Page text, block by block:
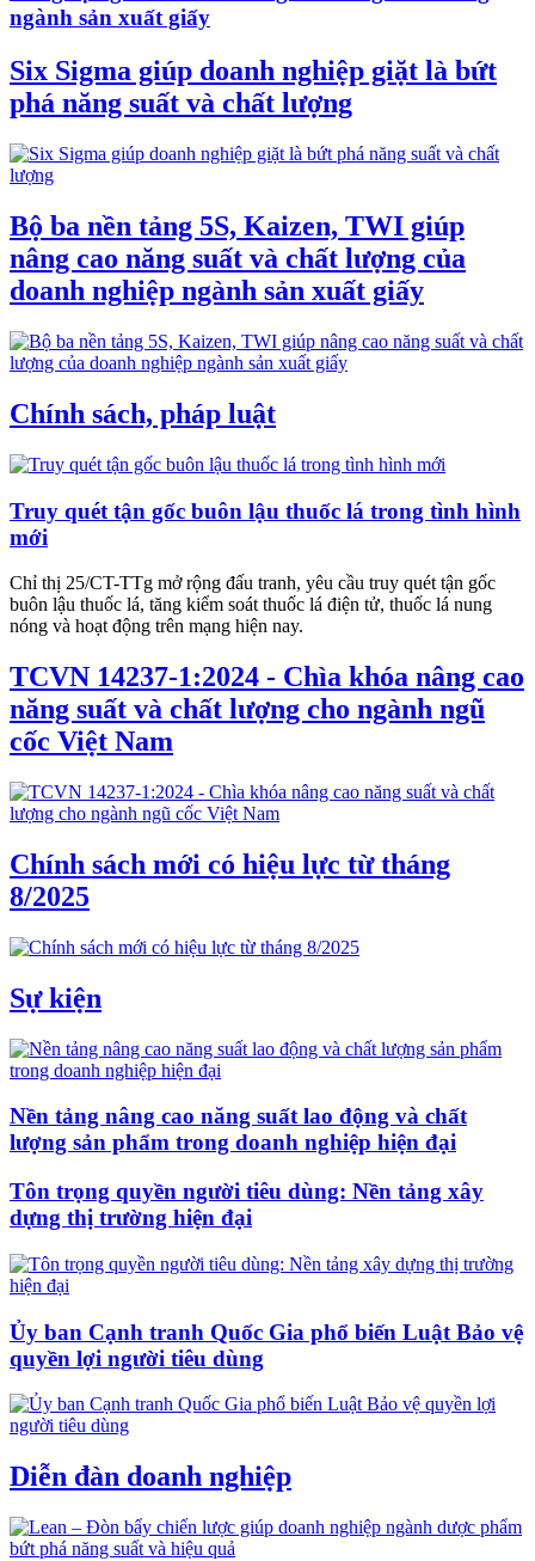
ngành sản xuất giấy
Six Sigma giúp doanh nghiệp giặt là bứt
phá năng suất và chất lượng
Bộ ba nền tảng 5S, Kaizen, TWI giúp
nâng cao năng suất và chất lượng của
doanh nghiệp ngành sản xuất giấy
Chính sách, pháp luật
Truy quét tận gốc buôn lậu thuốc lá trong tình hình
mới
Chỉ thị 25/CT-TTg mở rộng đấu tranh, yêu cầu truy quét tận gốc
buôn lậu thuốc lá, tăng kiểm soát thuốc lá điện tử, thuốc lá nung
nóng và hoạt động trên mạng hiện nay.
TCVN 14237-1:2024 - Chìa khóa nâng cao
năng suất và chất lượng cho ngành ngũ
cốc Việt Nam
Chính sách mới có hiệu lực từ tháng
8/2025
Sự kiện
Nền tảng nâng cao năng suất lao động và chất
lượng sản phẩm trong doanh nghiệp hiện đại
Tôn trọng quyền người tiêu dùng: Nền tảng xây
dựng thị trường hiện đại
Ủy ban Cạnh tranh Quốc Gia phổ biến Luật Bảo vệ
quyền lợi người tiêu dùng
Diễn đàn doanh nghiệp